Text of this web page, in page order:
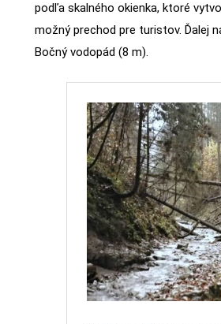
podľa skalného okienka, ktoré
možný prechod pre turistov. Ďalej
Bočný vodopád (8 m).